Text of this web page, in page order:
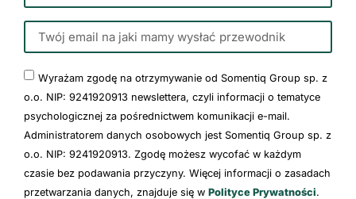
Wyrażam zgodę na otrzymywanie od Somentiq Group sp. z
o.o. NIP: 9241920913 newslettera, czyli informacji o tematyce
psychologicznej za pośrednictwem komunikacji e-mail.
Administratorem danych osobowych jest Somentiq Group sp. z
o.o. NIP: 9241920913. Zgodę możesz wycofać w każdym
czasie bez podawania przyczyny. Więcej informacji o zasadach
przetwarzania danych, znajduje się w Polityce Prywatności.